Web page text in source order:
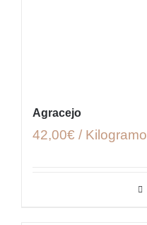
Agracejo
42,00€ / Kilogramo